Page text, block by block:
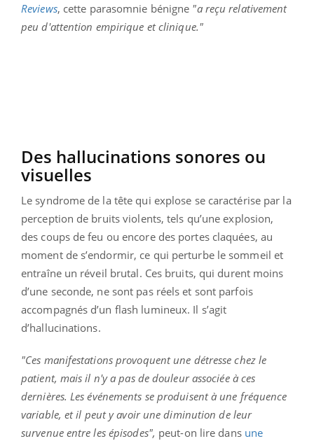
Reviews, cette parasomnie bénigne "a reçu relativement
peu d'attention empirique et clinique."
Des hallucinations sonores ou
visuelles
Le syndrome de la tête qui explose se caractérise par la
perception de bruits violents, tels qu’une explosion,
des coups de feu ou encore des portes claquées, au
moment de s’endormir, ce qui perturbe le sommeil et
entraîne un réveil brutal. Ces bruits, qui durent moins
d’une seconde, ne sont pas réels et sont parfois
accompagnés d’un flash lumineux. Il s’agit
d’hallucinations.
"Ces manifestations provoquent une détresse chez le
patient, mais il n'y a pas de douleur associée à ces
dernières. Les événements se produisent à une fréquence
variable, et il peut y avoir une diminution de leur
survenue entre les épisodes", peut-on lire dans une